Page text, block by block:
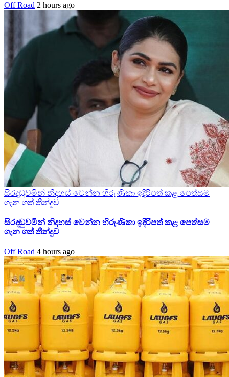
Off Road 2 hours ago
සිරදඬුවමින් නිදහස් වෙන්න හිරුණිකා ඉදිරිපත් කළ පෙත්සම
ගැන ගත් තීන්දුව
සිරදඬුවමින් නිදහස් වෙන්න හිරුණිකා ඉදිරිපත් කළ පෙත්සම
ගැන ගත් තීන්දුව
Off Road 4 hours ago